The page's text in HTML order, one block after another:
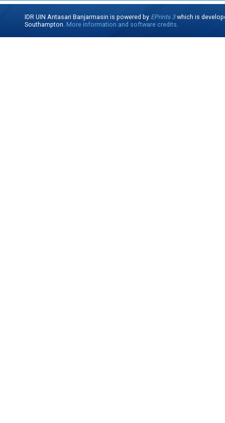
IDR UIN Antasari Banjarmasin is powered by EPrints 3which is
Southampton. More information and software credits.